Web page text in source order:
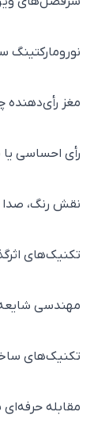
نورومارکتینگ
مغز رأی‌دهنده
رأی احساسی یا
نقش رنگ، صدا و
تکنیک‌های
مهندسی شایعه و
تکنیک‌های ساخت
مقابله حرفه‌ای با